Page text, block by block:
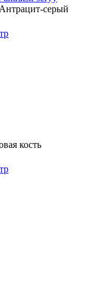
серый
кость